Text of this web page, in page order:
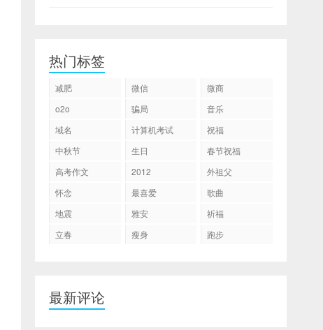
热门标签
减肥 微信
微商
o2o
骗局
音乐
域名
计算机考试
祝福
中秋节
生日
春节祝福
高考作文
2012
外祖父
怀念
最喜爱
歌曲
地震
雅安
祈福
立春
瘦身 跑步
最新评论